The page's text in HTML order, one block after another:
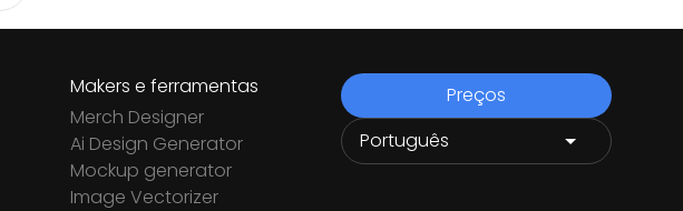
Makers e ferramentas
Merch Designer
Ai Design Generator
Mockup generator
Image Vectorizer
Preços